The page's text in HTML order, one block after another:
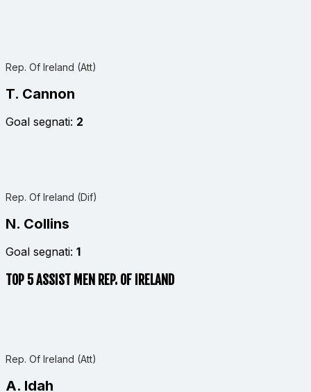
Rep. Of Ireland (Att)
T. Cannon
Goal segnati: 2
Rep. Of Ireland (Dif)
N. Collins
Goal segnati: 1
TOP 5 ASSIST MEN REP. OF IRELAND
Rep. Of Ireland (Att)
A. Idah